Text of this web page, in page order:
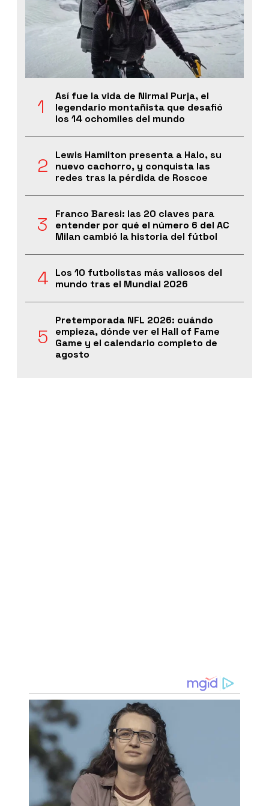
Así fue la vida de Nirmal Purja, el
legendario montañista que desafió
los 14 ochomiles del mundo
Lewis Hamilton presenta a Halo, su
nuevo cachorro, y conquista las
redes tras la pérdida de Roscoe
Franco Baresi: las 20 claves para
entender por qué el número 6 del AC
Milan cambió la historia del fútbol
Los 10 futbolistas más valiosos del
mundo tras el Mundial 2026
Pretemporada NFL 2026: cuándo
empieza, dónde ver el Hall of Fame
Game y el calendario completo de
agosto